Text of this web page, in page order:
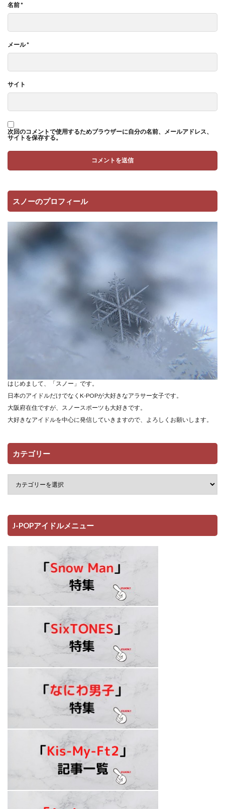
名前*
メール*
サイト
次回のコメントで使用するためブラウザーに自分の名前、メールアドレス、
サイトを保存する。
スノーのプロフィール
はじめまして、「スノー」です。
日本のアイドルだけでなくK-POPが大好きなアラサー女子です。
大阪府在住ですが、スノースポーツも大好きです。
大好きなアイドルを中心に発信していきますので、よろしくお願いします。
カテゴリー
J-POPアイドルメニュー